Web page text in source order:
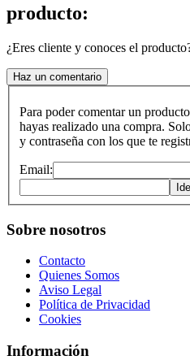
producto:
¿Eres cliente y conoces el
Haz un comentario
Para poder comentar un
hayas realizado una compra.
y contraseña con los que te
Email:
Sobre nosotros
Contacto
Quienes Somos
Aviso Legal
Política de Privacidad
Cookies
Información